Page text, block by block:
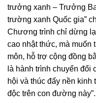
trưởng xanh – Trưởng
trường xanh Quốc gia”
Chương trình chỉ dừng
cao nhật thức, mà muốn
môn, hỗ trợ cộng đồng
là hành trình chuyển đổi
hội và thúc đẩy nền kinh
độc trên con đường này”.